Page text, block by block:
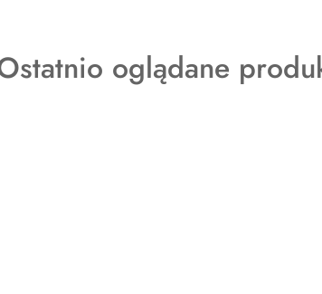
oglądane